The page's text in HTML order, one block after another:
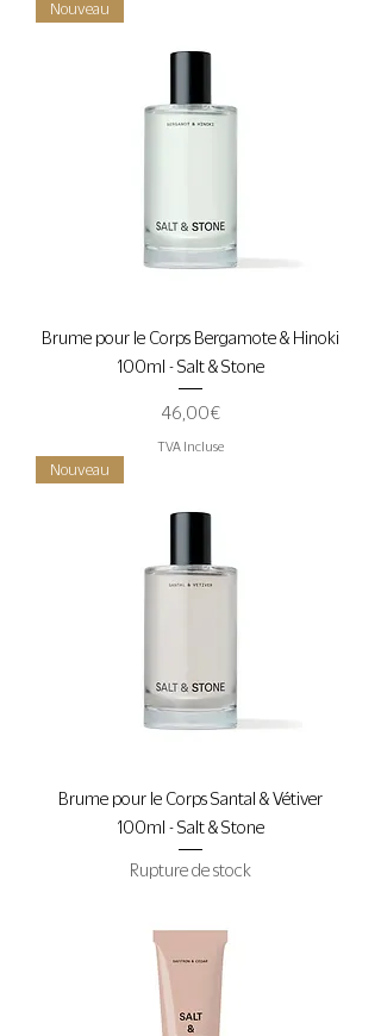
Nouveau
Brume pour le Corps Bergamote & Hinoki
100ml - Salt & Stone
Prix
46,00 €
TVA Incluse
Nouveau
Brume pour le Corps Santal & Vétiver
100ml - Salt & Stone
Rupture de stock